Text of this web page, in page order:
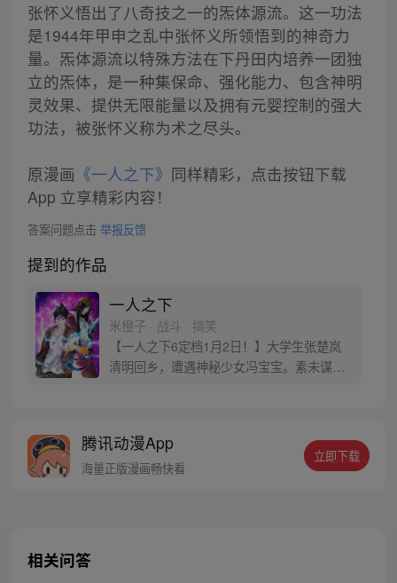
张怀义悟出了八奇技之一的炁体源流。这一功法
是1944年甲申之乱中张怀义所领悟到的神奇力
量。炁体源流以特殊方法在下丹田内培养一团独
立的炁体，是一种集保命、强化能力、包含神明
灵效果、提供无限能量以及拥有元婴控制的强大
功法，被张怀义称为术之尽头。
原漫画 《一人之下》 同样精彩，点击按钮下载
App 立享精彩内容！
答案问题点击 举报反馈
提到的作品
一人之下
米橙子 · 战斗 · 搞笑
【一人之下6定档1月2日！】大学生张楚岚
清明回乡，遭遇神秘少女冯宝宝。素未谋面
密，张楚岚的生活被彻底颠覆，与冯宝宝一
同踏上“异人”之旅。
腾讯动漫App
海量正版漫画畅快看
立即下载
相关问答